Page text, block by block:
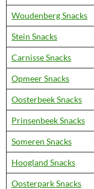
Woudenberg Snacks
Stein Snacks
Carnisse Snacks
Opmeer Snacks
Oosterbeek Snacks
Prinsenbeek Snacks
Someren Snacks
Hoogland Snacks
Oosterpark Snacks